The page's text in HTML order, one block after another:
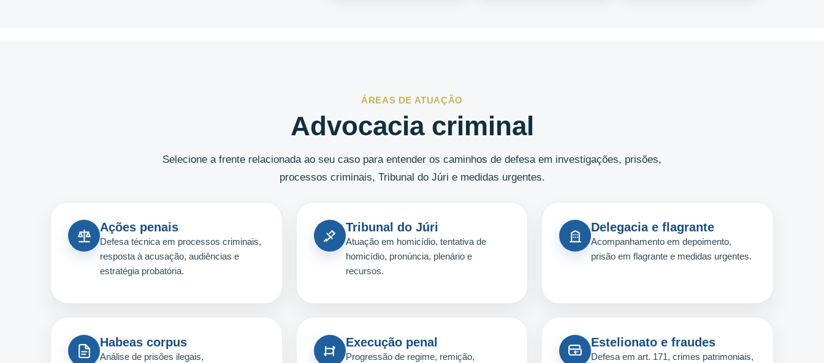
ÁREAS DE ATUAÇÃO
Advocacia criminal
Selecione a frente relacionada ao seu caso para entender os caminhos de defesa em investigações, prisões,
processos criminais, Tribunal do Júri e medidas urgentes.
Ações penais
Defesa técnica em processos criminais,
resposta à acusação, audiências e
estratégia probatória.
Tribunal do Júri
Atuação em homicídio, tentativa de
homicídio, pronúncia, plenário e
recursos.
Delegacia e flagrante
Acompanhamento em depoimento,
prisão em flagrante e medidas urgentes.
Habeas corpus
Análise de prisões ilegais,
Execução penal
Progressão de regime, remição,
Estelionato e fraudes
Defesa em art. 171, crimes patrimoniais,